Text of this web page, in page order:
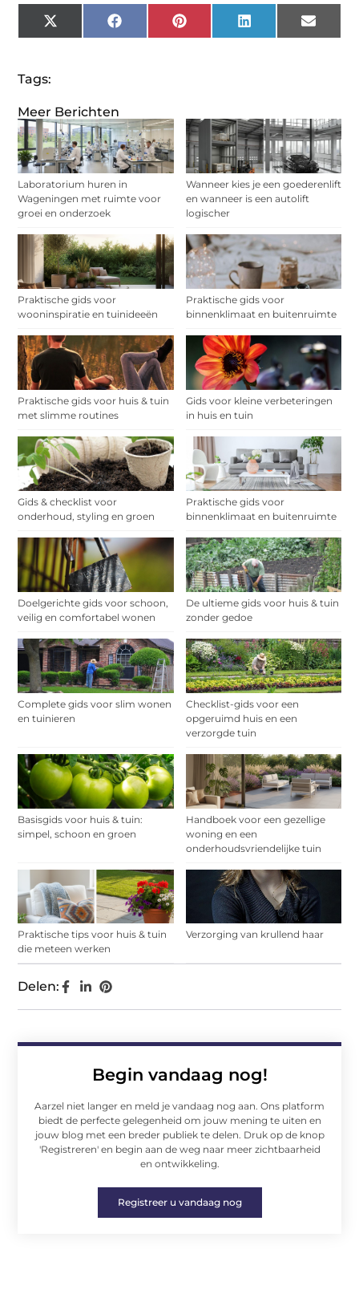
Meer Berichten
Laboratorium huren in
Wageningen met ruimte voor
groei en onderzoek
Wanneer kies je een goederenlift
en wanneer is een autolift
logischer
Praktische gids voor
wooninspiratie en tuinideeën
Praktische gids voor
binnenklimaat en buitenruimte
Praktische gids voor huis & tuin
met slimme routines
Gids voor kleine verbeteringen
in huis en tuin
Gids & checklist voor
onderhoud, styling en groen
Praktische gids voor
binnenklimaat en buitenruimte
Doelgerichte gids voor schoon,
veilig en comfortabel wonen
De ultieme gids voor huis & tuin
zonder gedoe
Complete gids voor slim wonen
en tuinieren
Checklist-gids voor een
opgeruimd huis en een
verzorgde tuin
Basisgids voor huis & tuin:
simpel, schoon en groen
Handboek voor een gezellige
woning en een
onderhoudsvriendelijke tuin
Praktische tips voor huis & tuin
die meteen werken
Verzorging van krullend haar
Begin vandaag nog!
Aarzel niet langer en meld je vandaag nog aan. Ons platform
biedt de perfecte gelegenheid om jouw mening te uiten en
jouw blog met een breder publiek te delen. Druk op de knop
'Registreren' en begin aan de weg naar meer zichtbaarheid
en ontwikkeling.
Registreer u vandaag nog
Delen:
X
(Twitter)
Facebook Pinterest LinkedIn Email
Tags: